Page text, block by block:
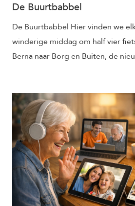
De Buurtbabbel
De Buurtbabbel Hier vinden we
winderige middag om half vier
Berna naar Borg en Buiten, de